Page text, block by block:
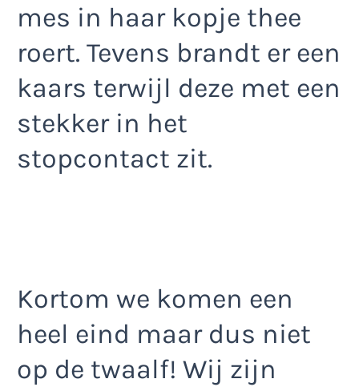
mes in haar kopje thee
roert. Tevens brandt er een
kaars terwijl deze met een
stekker in het
stopcontact zit.
Kortom we komen een
heel eind maar dus niet
op de twaalf! Wij zijn